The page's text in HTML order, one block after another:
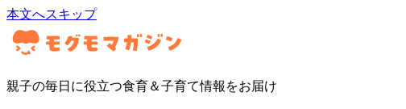
本文へスキップ
親子の毎日に役立つ食育＆子育て情報をお届け